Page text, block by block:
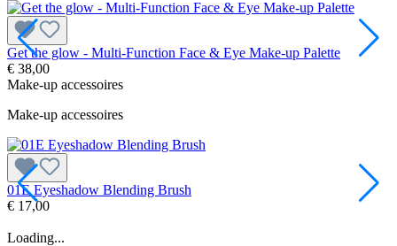
Get the glow - Multi-Function Face & Eye Make-up Palette
€ 38,00
Make-up accessoires
Make-up accessoires
01E Eyeshadow Blending Brush
€ 17,00
Loading...